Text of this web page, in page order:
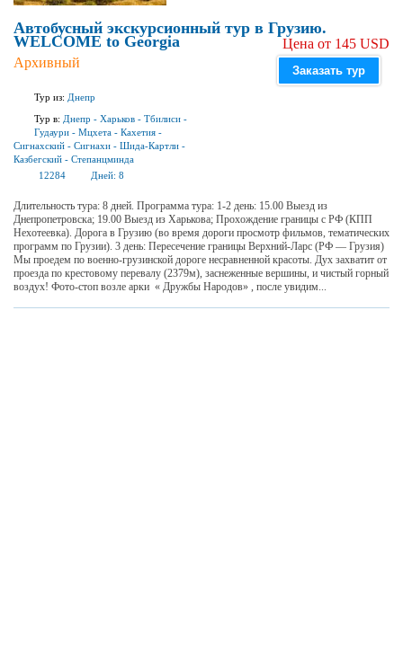
Автобусный экскурсионный тур в Грузию.
WELCOME to Georgia
Архивный
Тур из: Днепр
Тур в: Днепр - Харьков - Тбилиси -
Гудаури - Мцхета - Кахетия -
Сигнахский - Сигнахи - Шида-Картли -
Казбегский - Степанцминда
12284
Дней: 8
Цена от 145 USD
Заказать тур
Длительность тура: 8 дней. Программа тура: 1-2 день: 15.00 Выезд из
Днепропетровска; 19.00 Выезд из Харькова; Прохождение границы с РФ (КПП
Нехотеевка). Дорога в Грузию (во время дороги просмотр фильмов, тематических
программ по Грузии). 3 день: Пересечение границы Верхний-Ларс (РФ — Грузия)
Мы проедем по военно-грузинской дороге несравненной красоты. Дух захватит от
проезда по крестовому перевалу (2379м), заснеженные вершины, и чистый горный
воздух! Фото-стоп возле арки « Дружбы Народов» , после увидим...